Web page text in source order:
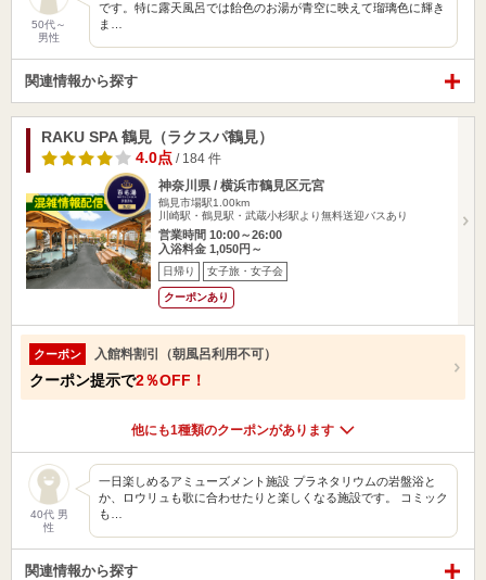
50代～
男性
です。特に露天風呂では飴色のお湯が青空に映えて瑠璃色に輝き
ま…
関連情報から探す
RAKU SPA 鶴見（ラクスパ鶴見）
4.0点 / 184 件
神奈川県 / 横浜市鶴見区元宮
鶴見市場駅1.00km
川崎駅・鶴見駅・武蔵小杉駅より無料送迎バスあり
営業時間 10:00～26:00
入浴料金 1,050円～
日帰り 女子旅・女子会
クーポンあり
クーポン 入館料割引（朝風呂利用不可）
クーポン提示で2％OFF！
他にも1種類のクーポンがあります
40代 男
性
一日楽しめるアミューズメント施設 プラネタリウムの岩盤浴と
か、ロウリュも歌に合わせたりと楽しくなる施設です。 コミック
も…
関連情報から探す